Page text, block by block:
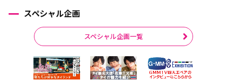
スペシャル企画
スペシャル企画一覧